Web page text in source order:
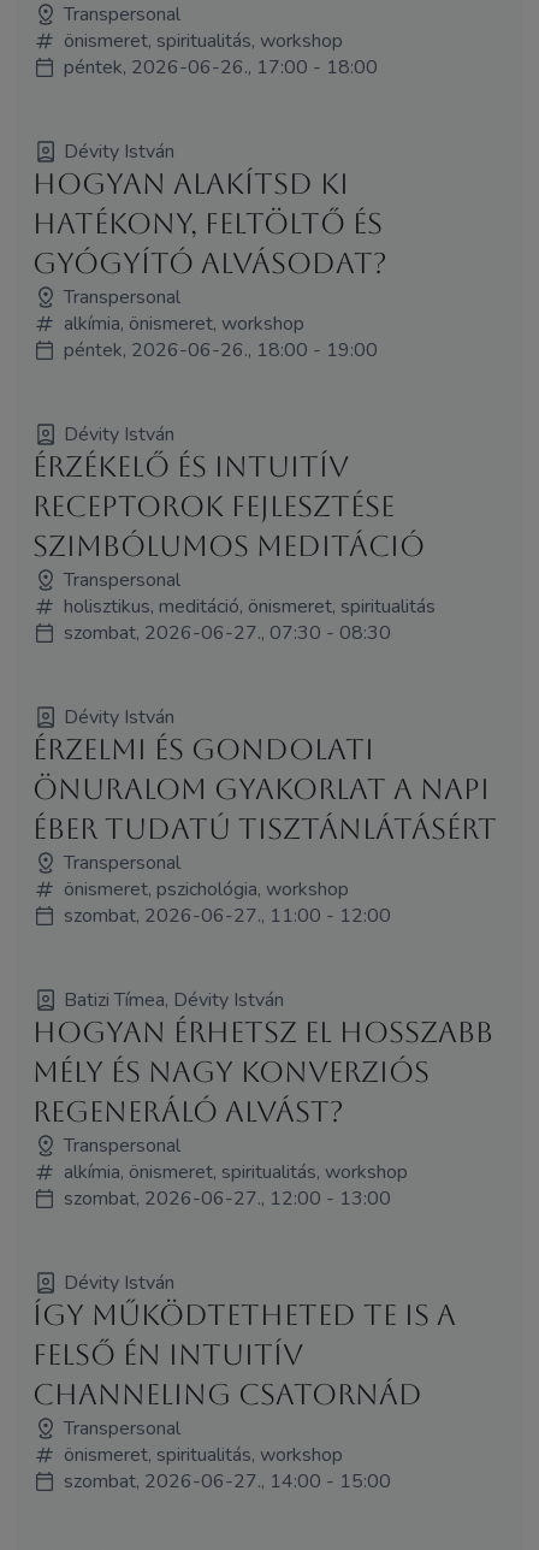
Transpersonal
önismeret, spiritualitás, workshop
péntek, 2026-06-26., 17:00 - 18:00
Dévity István
Hogyan alakítsd ki
hatékony, feltöltő és
gyógyító alvásodat?
Transpersonal
alkímia, önismeret, workshop
péntek, 2026-06-26., 18:00 - 19:00
Dévity István
Érzékelő és intuitív
receptorok fejlesztése
szimbólumos meditáció
Transpersonal
holisztikus, meditáció, önismeret, spiritualitás
szombat, 2026-06-27., 07:30 - 08:30
Dévity István
Érzelmi és gondolati
önuralom gyakorlat a napi
éber tudatú tisztánlátásért
Transpersonal
önismeret, pszichológia, workshop
szombat, 2026-06-27., 11:00 - 12:00
Batizi Tímea, Dévity István
Hogyan érhetsz el hosszabb
mély és nagy konverziós
regeneráló alvást?
Transpersonal
alkímia, önismeret, spiritualitás, workshop
szombat, 2026-06-27., 12:00 - 13:00
Dévity István
Így működtetheted Te is a
felső Én intuitív
channeling csatornád
Transpersonal
önismeret, spiritualitás, workshop
szombat, 2026-06-27., 14:00 - 15:00